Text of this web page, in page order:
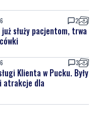
2
już służy pacjentom, trwa
3
Klienta w Pucku. Były
atrakcje dla